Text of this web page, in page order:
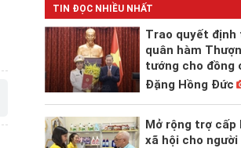
TIN ĐỌC NHIỀU NHẤT
Trao quyết định
quân hàm
tướng cho đồng
Đặng Hồng Đức
Mở rộng trợ cấp
xã hội cho